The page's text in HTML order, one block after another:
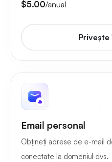
$5.00/anual
Priveşte
Email personal
Obțineți adrese de e-mail
conectate la domeniul dvs.